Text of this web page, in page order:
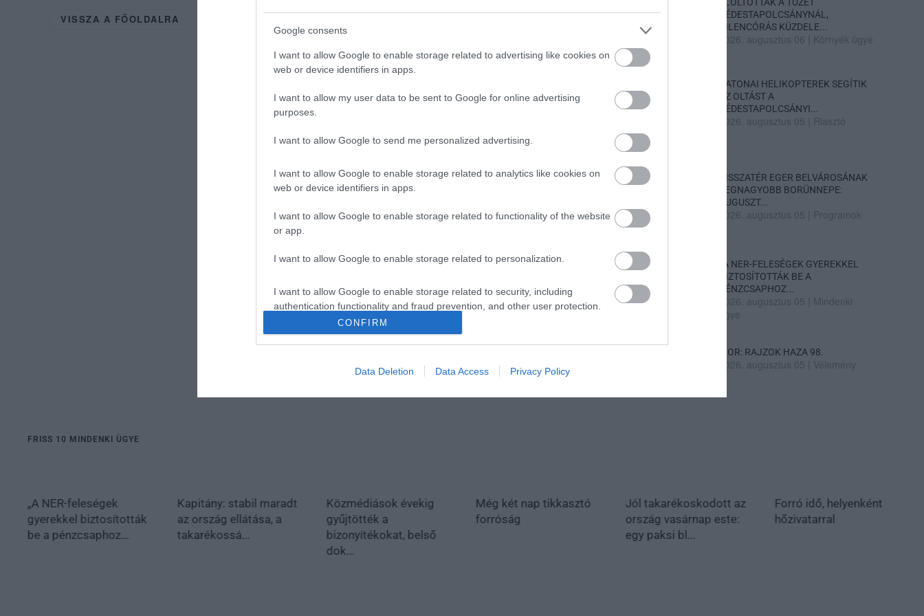
Google consents
I want to allow Google to enable storage related to advertising like cookies on
web or device identifiers in apps.
I want to allow my user data to be sent to Google for online advertising
purposes.
I want to allow Google to send me personalized advertising.
I want to allow Google to enable storage related to analytics like cookies on
web or device identifiers in apps.
I want to allow Google to enable storage related to functionality of the website
or app.
I want to allow Google to enable storage related to personalization.
I want to allow Google to enable storage related to security, including
authentication functionality and fraud prevention, and other user protection.
CONFIRM
Data Deletion Data Access Privacy Policy
VISSZA A FŐOLDALRA
DÉDESTAPOLCSÁNYNÁL,
KILENCÓRÁS KÜZDELE...
2026. augusztus 06 Környék ügye
KATONAI HELIKOPTEREK SEGÍTIK
AZ OLTÁST A
DÉDESTAPOLCSÁNYI...
2026. augusztus 05 Riasztó
VISSZATÉR EGER BELVÁROSÁNAK
LEGNAGYOBB BORÜNNEPE:
AUGUSZT...
2026. augusztus 05 Programok
„A NER-FELESÉGEK GYEREKKEL
BIZTOSÍTOTTÁK BE A
PÉNZCSAPHOZ...
2026. augusztus 05
Mindenki
ügye
SIOR: RAJZOK HAZA 98.
2026. augusztus 05 Vélemény
FRISS 10 MINDENKI ÜGYE
„A NER-feleségek
gyerekkel biztosították
be a pénzcsaphoz...
Kapitány: stabil maradt
az ország ellátása, a
takarékossá...
Közmédiások évekig
gyűjtötték a
bizonyítékokat, belső
dok...
Még két nap tikkasztó
forróság
Jól takarékoskodott az
ország vasárnap este:
egy paksi bl...
Forró idő, helyenként
hőzivatarral